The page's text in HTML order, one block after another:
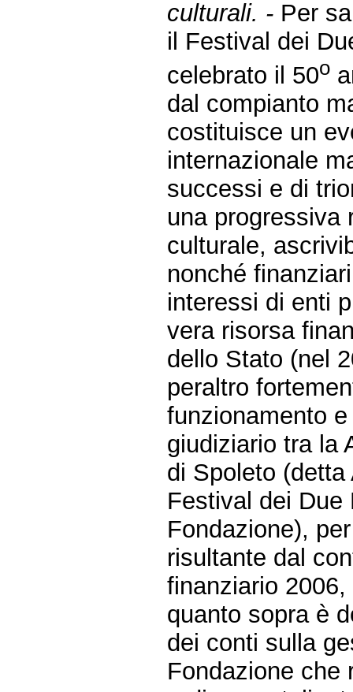
culturali. - Per
il Festival dei
celebrato il 50o
dal compianto
costituisce un
internazionale
successi e di
una progressiva
culturale,
nonché
interessi di enti
vera risorsa
dello Stato (nel
peraltro
funzionamento
giudiziario tra la
di Spoleto
Festival dei
Fondazione),
risultante dal
finanziario
quanto sopra è
dei conti sulla
Fondazione che